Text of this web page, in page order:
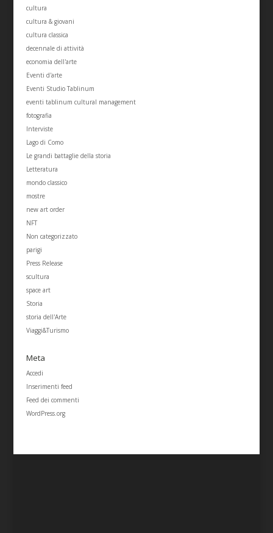
cultura
cultura & giovani
cultura classica
decennale di attività
economia dell'arte
Eventi d'arte
Eventi Studio Tablinum
eventi tablinum cultural management
fotografia
Interviste
Lago di Como
Le grandi battaglie della storia
Letteratura
mondo classico
mostre
new art order
NFT
Non categorizzato
parigi
Press Release
scultura
space art
Storia
storia dell'Arte
Viaggi&Turismo
Meta
Accedi
Inserimenti feed
Feed dei commenti
WordPress.org